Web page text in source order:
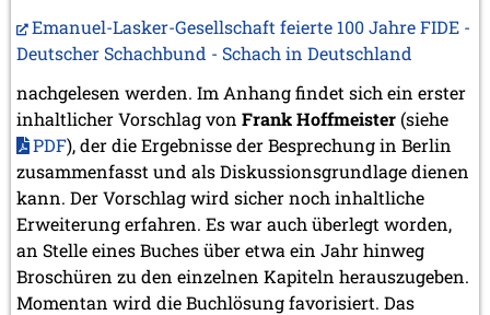
Februar 2005 (1 Eintrag)
Januar 2005 (2 Einträge)
2004
Dezember 2004 (2 Einträge)
November 2004 (1 Eintrag)
September 2004 (1 Eintrag)
August 2004 (3 Einträge)
Juli 2004 (1 Eintrag)
Juni 2004 (1 Eintrag)
Mai 2004 (3 Einträge)
März 2004 (1 Eintrag)
Januar 2004 (1 Eintrag)
Emanuel-Lasker-Gesellschaft feierte 100 Jahre FIDE -
Deutscher Schachbund - Schach in Deutschland
nachgelesen werden. Im Anhang findet sich ein erster
inhaltlicher Vorschlag von Frank Hoffmeister(siehe
PDF), der die Ergebnisse der Besprechung in Berlin
zusammenfasst und als Diskussionsgrundlage dienen
kann. Der Vorschlag wird sicher noch inhaltliche
Erweiterung erfahren. Es war auch überlegt worden,
an Stelle eines Buches über etwa ein Jahr hinweg
Broschüren zu den einzelnen Kapiteln herauszugeben.
Momentan wird die Buchlösung favorisiert. Das